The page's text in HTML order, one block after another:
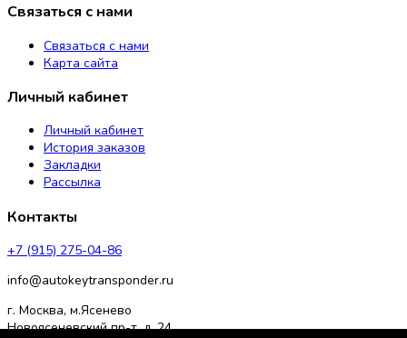
Связаться с нами
Связаться с нами
Карта сайта
Личный кабинет
Личный кабинет
История заказов
Закладки
Рассылка
Контакты
+7 (915) 275-04-86
info@autokeytransponder.ru
г. Москва, м.Ясенево
Новоясеневский пр-т, д. 24